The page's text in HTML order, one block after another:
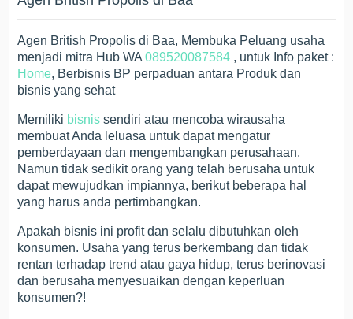
Agen British Propolis di Baa, Membuka Peluang usaha
menjadi mitra Hub WA089520087584 , untuk Info paket :
Home, Berbisnis BP perpaduan antara Produk dan
bisnis yang sehat
Memiliki bisnis sendiri atau mencoba wirausaha
membuat Anda leluasa untuk dapat mengatur
pemberdayaan dan mengembangkan perusahaan.
Namun tidak sedikit orang yang telah berusaha untuk
dapat mewujudkan impiannya, berikut beberapa hal
yang harus anda pertimbangkan.
Apakah bisnis ini profit dan selalu dibutuhkan oleh
konsumen. Usaha yang terus berkembang dan tidak
rentan terhadap trend atau gaya hidup, terus berinovasi
dan berusaha menyesuaikan dengan keperluan
konsumen?!